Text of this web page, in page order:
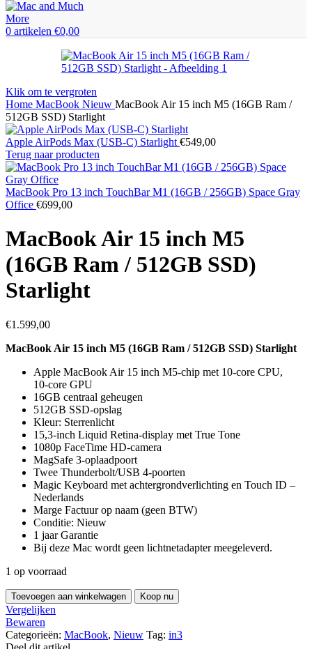
0 artikelen €0,00
Klik om te vergroten
Home MacBook Nieuw MacBook Air 15 inch M5 (16GB Ram /
512GB SSD) Starlight
Apple AirPods Max (USB-C) Starlight €549,00
Terug naar producten
MacBook Pro 13 inch TouchBar M1 (16GB / 256GB) Space Gray
Office €699,00
MacBook Air 15 inch M5
(16GB Ram / 512GB SSD)
Starlight
€1.599,00
MacBook Air 15 inch M5 (16GB Ram / 512GB SSD) Starlight
Apple MacBook Air 15 inch M5‑chip met 10‑core CPU,
10‑core GPU
16GB centraal geheugen
512GB SSD‑opslag
Kleur: Sterrenlicht
15,3‑inch Liquid Retina‑display met True Tone
1080p FaceTime HD-camera
MagSafe 3-oplaadpoort
Twee Thunderbolt/USB 4-poorten
Magic Keyboard met achtergrondverlichting en Touch ID –
Nederlands
Marge Factuur op naam (geen BTW)
Conditie: Nieuw
1 jaar Garantie
Bij deze Mac wordt geen lichtnet­adapter meegeleverd.
1 op voorraad
MacBook
Air
15
inch
M5
Toevoegen aan winkelwagen Koop nu
Vergelijken
Bewaren
Categorieën: MacBook, Nieuw Tag: in3